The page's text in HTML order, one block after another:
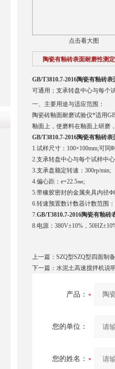
点击看大图
陶瓷有釉砖表面耐磨性测
GB/T3810.7-2016陶瓷有釉砖
可通用；支承转盘中心与每个
一、主要用途与适应范围：
陶瓷砖釉面耐磨试验仪*适用
釉面上，使磨料在釉面上研磨
GB/T3810.7-2016陶瓷有釉砖
1.试样尺寸：100×100mm;可
2.支承转盘中心与每个试样中
3.支承盘额定转速：300rp/min;
4.偏心距：e=22.5㎜;
5.带橡胶密封的金属夹具内径
6.转速预置数计数器计数范围
7.GB/T3810.7-2016陶瓷有釉砖
8.电源：380V±10%，
上一篇： SZQ型SZQ型四面制
下一篇： 水泥土高速搅拌机说
产品：
您的单位：
您的姓名：